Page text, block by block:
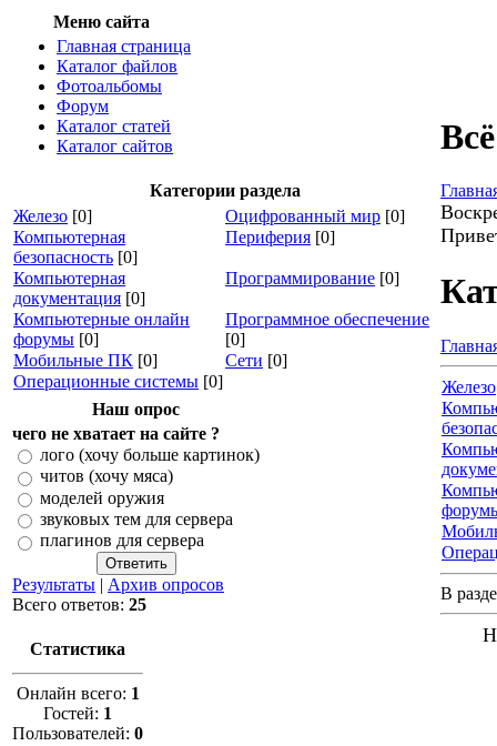
Меню сайта
Главная страница
Каталог файлов
Фотоальбомы
Форум
Каталог статей
Каталог сайтов
Категории раздела
Железо [0] Оцифрованный мир [0]
Компьютерная
безопасность [0]
Периферия [0]
Компьютерная
документация [0]
Программирование [0]
Компьютерные онлайн
форумы [0]
Программное обеспечение
[0]
Мобильные ПК [0] Сети [0]
Операционные системы [0]
Наш опрос
чего не хватает на сайте ?
лого (хочу больше картинок)
читов (хочу мяса)
моделей оружия
звуковых тем для сервера
плагинов для сервера
Результаты | Архив опросов
Всего ответов: 25
Статистика
Онлайн всего: 1
Гостей: 1
Пользователей: 0
Железо
В